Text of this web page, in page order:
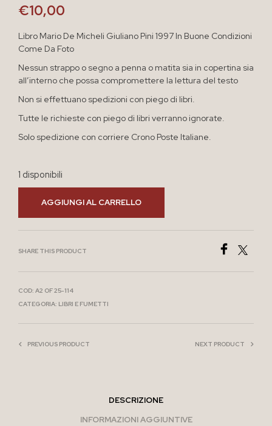
€10,00
Libro Mario De Micheli Giuliano Pini 1997 In Buone Condizioni
Come Da Foto
Nessun strappo o segno a penna o matita sia in copertina sia
all’interno che possa compromettere la lettura del testo
Non si effettuano spedizioni con piego di libri.
Tutte le richieste con piego di libri verranno ignorate.
Solo spedizione con corriere Crono Poste Italiane.
1 disponibili
AGGIUNGI AL CARRELLO
SHARE THIS PRODUCT
COD: A2 OF 25-114
CATEGORIA: LIBRI E FUMETTI
PREVIOUS PRODUCT NEXT PRODUCT
DESCRIZIONE
INFORMAZIONI AGGIUNTIVE